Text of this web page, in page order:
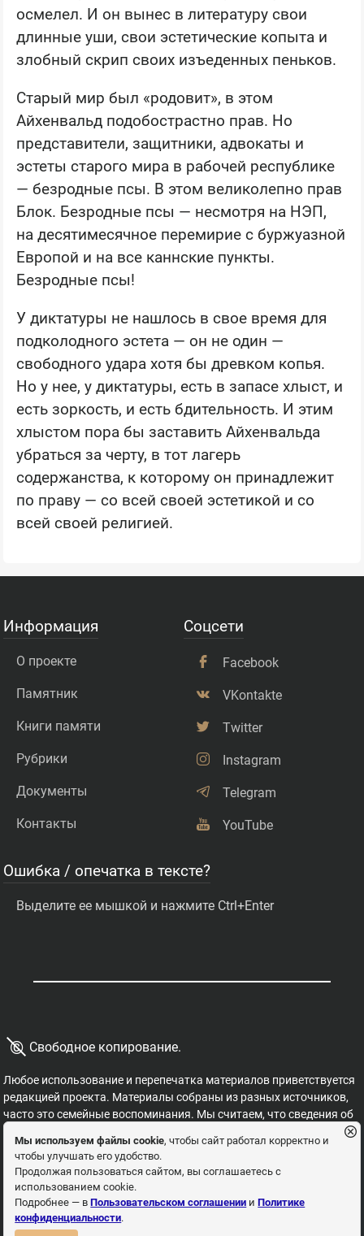
осмелел. И он вынес в литературу свои
длинные уши, свои эстетические копыта и
злобный скрип своих изъеденных пеньков.
Старый мир был «родовит», в этом
Айхенвальд подобострастно прав. Но
представители, защитники, адвокаты и
эстеты старого мира в рабочей республике
— безродные псы. В этом великолепно прав
Блок. Безродные псы — несмотря на НЭП,
на десятимесячное перемирие с буржуазной
Европой и на все каннские пункты.
Безродные псы!
У диктатуры не нашлось в свое время для
подколодного эстета — он не один —
свободного удара хотя бы древком копья.
Но у нее, у диктатуры, есть в запасе хлыст, и
есть зоркость, и есть бдительность. И этим
хлыстом пора бы заставить Айхенвальда
убраться за черту, в тот лагерь
содержанства, к которому он принадлежит
по праву — со всей своей эстетикой и со
всей своей религией.
Информация
О проекте
Памятник
Книги памяти
Рубрики
Документы
Контакты
Соцсети
Facebook
VKontakte
Twitter
Instagram
Telegram
YouTube
Ошибка / опечатка в тексте?
Выделите ее мышкой и нажмите Ctrl+Enter
© Свободное копирование.
Любое использование и перепечатка материалов приветствуется
редакцией проекта. Материалы собраны из разных источников,
часто это семейные воспоминания. Мы считаем, что сведения об
этих важных страницах истории должны быть свободными для
распространения, на них не могут накладываться никакие
ограничения. Это наша история, и мы обязаны ее знать,
сохранять и рассказывать детям.
Пользовательское соглашение
Политика
конфиденциальности
Мы используем файлы cookie, чтобы сайт работал корректно и
чтобы улучшать его удобство.
Продолжая пользоваться сайтом, вы соглашаетесь с
использованием cookie.
Подробнее — вПользовательском соглашении иПолитике
конфиденциальности.